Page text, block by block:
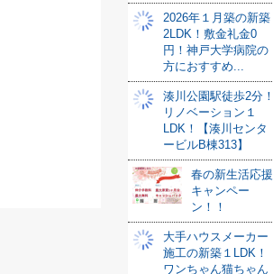
2026年１月築の新築
2LDK！敷金礼金0
円！神戸大学病院の
方におすすめ...
湊川公園駅徒歩2分！
リノベーション１
LDK！【湊川センタ
ービルB棟313】
春の新生活応援
キャンペー
ン！！
大手ハウスメーカー
施工の新築１LDK！
ワンちゃん猫ちゃん